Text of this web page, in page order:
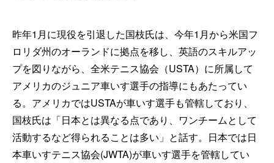
昨年1月に現役を引退した国枝氏は、今年1月から米国フ
ロリダ州のオーランドに拠点を移し、英語のスキルアッ
プを図りながら、全米テニス協会（USTA）に所属して
アメリカのジュニア車いす選手の指導にもあたってい
る。アメリカではUSTAが車いす選手も管轄しており、
国枝氏は「日本とは異なる点であり、ワンチームとして
活動するなど得られることは多い」と話す。日本では日
本車いすテニス協会(JWTA)が車いす選手を管轄してい